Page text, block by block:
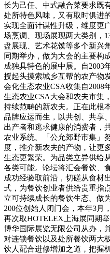
长为己任。中式融合菜要求既
处所特色风味，又有取时俱进
实现全面计谋性升级，维度更
场烹调、现场展现两大类别，
盘展现、艺术花馍等多个新兴
同期举办，做为大会的主要构
成独具特色的展中展。自2003
授起头摸索城乡互帮的农产物
会化生态农业CSA收集自2008
生态农业CSA大会和农夫市集
持续范畴的新农夫。正在此根
品牌应运而生，以共创、共享
出产者和逃求健康的消费者，
农业系统。「公允郊野市集」
度，推介新农夫的产物，让更
生态更繁荣。为品类立异供给
各类可能。论坛将汇会餐饮、
成功经验取前沿，切磋从食材
式，为餐饮创业者供给贵重指
立可持续成长的餐饮生态。做
200位创始人闭门会，本年3月
再次取HOTELEX上海展同期
博华国际展览无限公司从办，
对连锁餐饮以及处所餐饮两大
饮人配合进修增加之道，把握